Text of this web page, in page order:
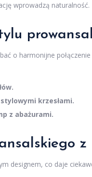
wprowadzą naturalność.
o harmonijne
krzesłami.
z abażurami.
designem, co daje